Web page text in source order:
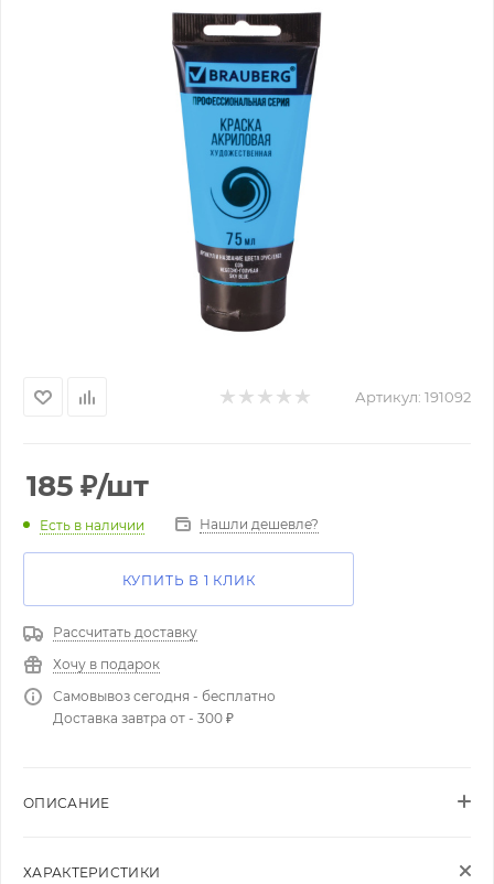
Артикул: 191092
185 ₽/шт
Есть в наличии Нашли дешевле?
КУПИТЬ В 1 КЛИК
Рассчитать доставку
Хочу в подарок
Самовывоз сегодня - бесплатно
Доставка завтра от - 300 ₽
ОПИСАНИЕ
ХАРАКТЕРИСТИКИ